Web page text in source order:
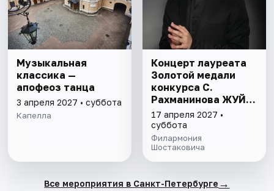
Музыкальная
классика —
апофеоз танца
3 апреля 2027 • суббота
Капелла
Концерт лауреата
Золотой медали
конкурса С.
Рахманинова ЖУЙ
МИН
17 апреля 2027 •
суббота
Филармония
Шостаковича
Все мероприятия в Санкт-Петербурге →